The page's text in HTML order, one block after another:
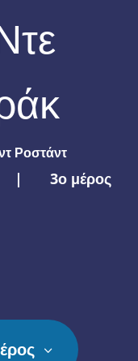
Ροστάντ
| 3ο μέρος